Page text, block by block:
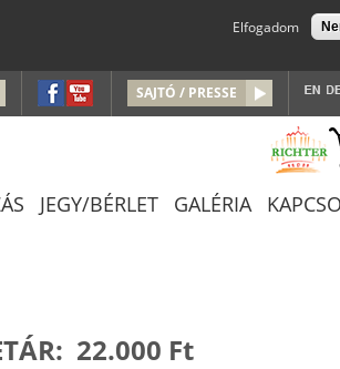
Elfogadom
SAJTÓ / PRESSE
JEGY/BÉRLET GALÉRIA
22.000 Ft